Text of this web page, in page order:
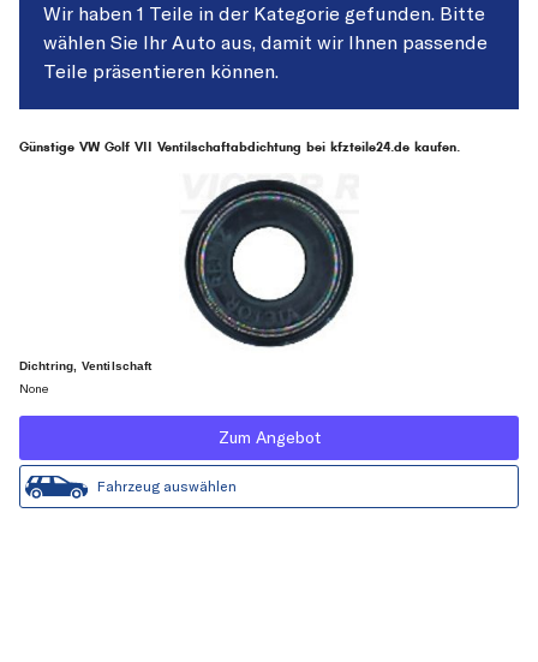
Wir haben 1 Teile in der Kategorie gefunden. Bitte
wählen Sie Ihr Auto aus, damit wir Ihnen passende
Teile präsentieren können.
Günstige VW Golf VII Ventilschaftabdichtung bei kfzteile24.de kaufen.
Dichtring, Ventilschaft
None
Zum Angebot
Fahrzeug auswählen